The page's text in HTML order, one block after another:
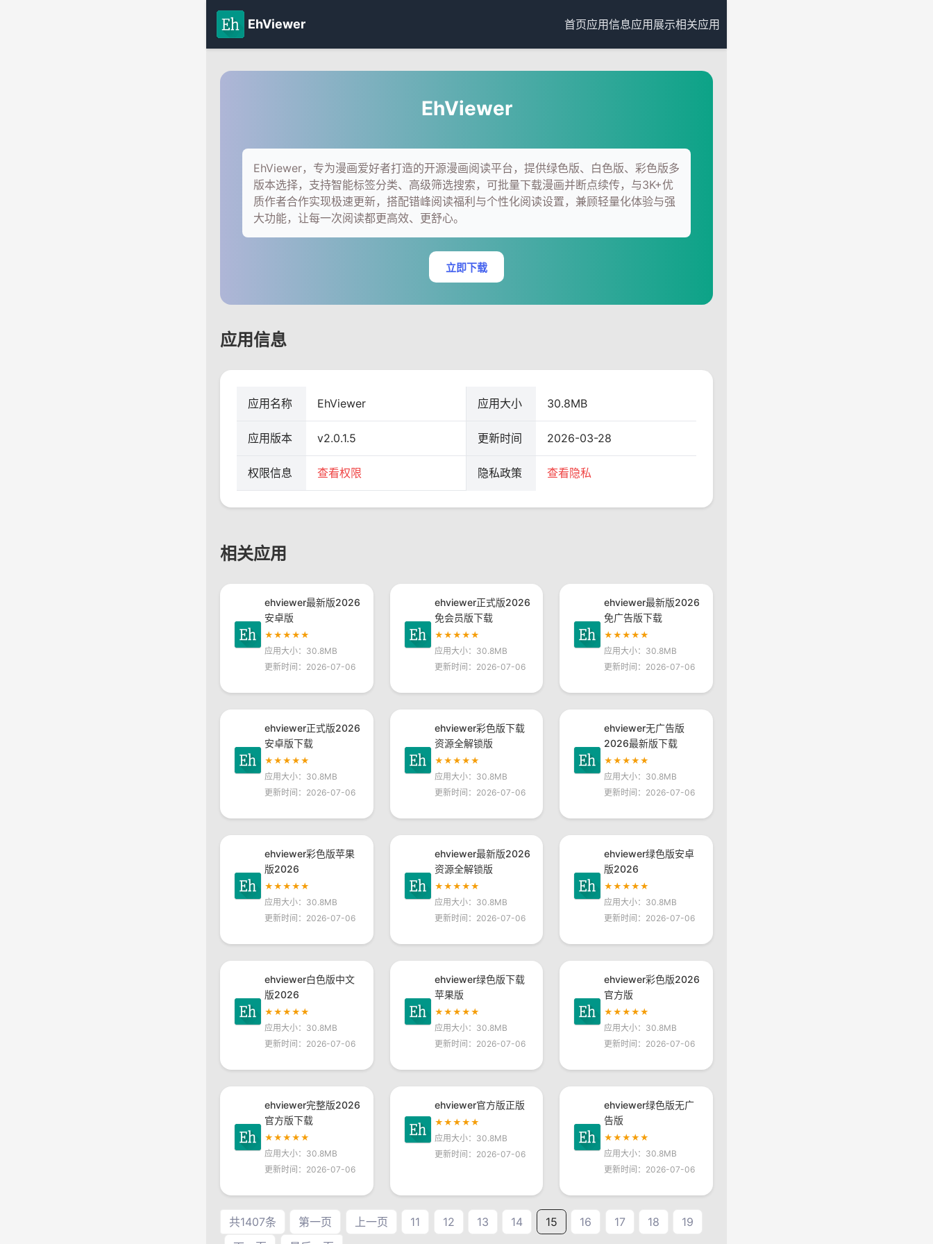
EhViewer 首页应用信息应用展示相关应用
EhViewer
EhViewer，专为漫画爱好者打造的开源漫画阅读平台，提供绿色版、白色版、彩色版多
版本选择，支持智能标签分类、高级筛选搜索，可批量下载漫画并断点续传，与3K+优
质作者合作实现极速更新，搭配错峰阅读福利与个性化阅读设置，兼顾轻量化体验与强
大功能，让每一次阅读都更高效、更舒心。
立即下载
应用信息
应用名称 EhViewer 应用大小 30.8MB
应用版本 v2.0.1.5 更新时间 2026-03-28
权限信息 查看权限 隐私政策 查看隐私
相关应用
ehviewer最新版2026
安卓版
★★★★★
应用大小：30.8MB
更新时间：2026-07-06
ehviewer正式版2026
免会员版下载
★★★★★
应用大小：30.8MB
更新时间：2026-07-06
ehviewer最新版2026
免广告版下载
★★★★★
应用大小：30.8MB
更新时间：2026-07-06
ehviewer正式版2026
安卓版下载
★★★★★
应用大小：30.8MB
更新时间：2026-07-06
ehviewer彩色版下载
资源全解锁版
★★★★★
应用大小：30.8MB
更新时间：2026-07-06
ehviewer无广告版
2026最新版下载
★★★★★
应用大小：30.8MB
更新时间：2026-07-06
ehviewer彩色版苹果
版2026
★★★★★
应用大小：30.8MB
更新时间：2026-07-06
ehviewer最新版2026
资源全解锁版
★★★★★
应用大小：30.8MB
更新时间：2026-07-06
ehviewer绿色版安卓
版2026
★★★★★
应用大小：30.8MB
更新时间：2026-07-06
ehviewer白色版中文
版2026
★★★★★
应用大小：30.8MB
更新时间：2026-07-06
ehviewer绿色版下载
苹果版
★★★★★
应用大小：30.8MB
更新时间：2026-07-06
ehviewer彩色版2026
官方版
★★★★★
应用大小：30.8MB
更新时间：2026-07-06
ehviewer完整版2026
官方版下载
★★★★★
应用大小：30.8MB
更新时间：2026-07-06
ehviewer官方版正版
★★★★★
应用大小：30.8MB
更新时间：2026-07-06
ehviewer绿色版无广
告版
★★★★★
应用大小：30.8MB
更新时间：2026-07-06
共1407条 第一页 上一页 11 12 13 14 15 16 17 18
19